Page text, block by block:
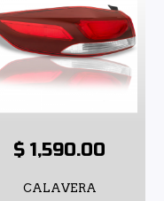
$ 1,590.00
CALAVERA